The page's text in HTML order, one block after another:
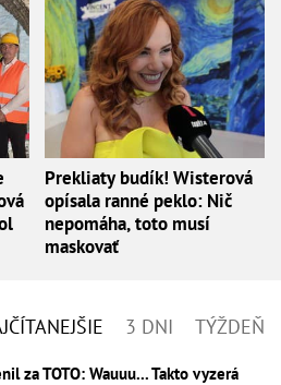
Prekliaty budík! Wisterová
opísala ranné peklo: Nič
nepomáha, toto musí
maskovať
3 DNI TÝŽDEŇ
za TOTO: Wauuu... Takto vyzerá